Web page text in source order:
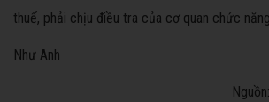
thuế, phải chịu điều tra của cơ quan chức
Như Anh